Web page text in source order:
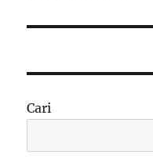
Cari